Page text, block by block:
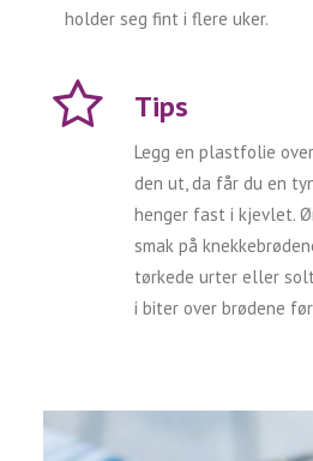
holder seg fint i flere uker.
Tips
Legg en plastfolie
den ut, da får du en
henger fast i kjevlet.
smak på
tørkede urter eller
i biter over brødene